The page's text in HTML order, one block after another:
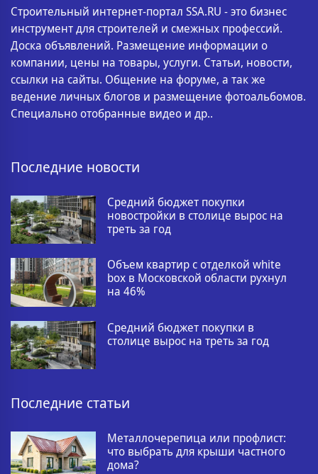
Строительный интернет-портал SSA.RU - это бизнес
инструмент для строителей и смежных профессий.
Доска объявлений. Размещение информации о
компании, цены на товары, услуги. Статьи, новости,
ссылки на сайты. Общение на форуме, а так же
ведение личных блогов и размещение фотоальбомов.
Специально отобранные видео и др..
Последние новости
Средний бюджет покупки
новостройки в столице вырос на
треть за год
Объем квартир с отделкой white
box в Московской области рухнул
на 46%
Средний бюджет покупки в
столице вырос на треть за год
Последние статьи
Металлочерепица или профлист:
что выбрать для крыши частного
дома?